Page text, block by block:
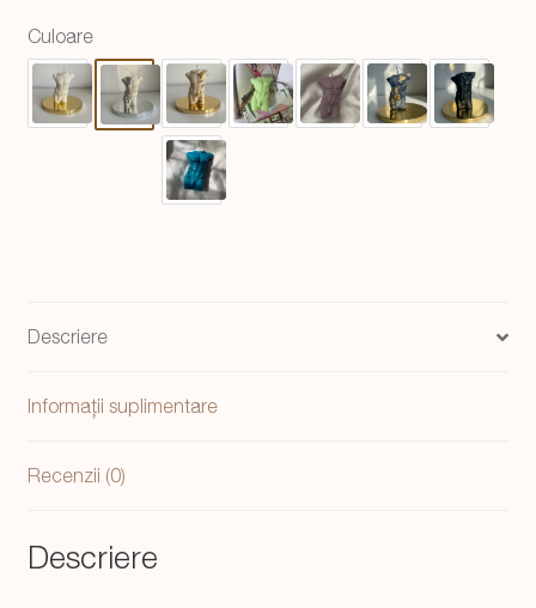
Adam
alb-
Culoare
Descriere
Informații suplimentare
Recenzii (0)
Descriere